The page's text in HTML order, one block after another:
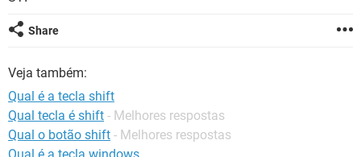
GUIA DE COMPRAS
Share
Veja também:
Qual é a tecla shift
Qual tecla é shift - Melhores respostas
Qual o botão shift - Melhores respostas